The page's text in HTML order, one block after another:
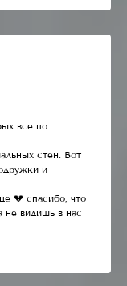
все по
стен. Вот
и
💔 спасибо, что
не видишь в нас